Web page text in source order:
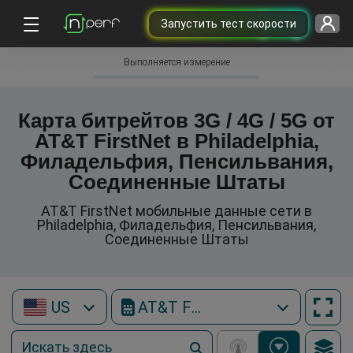
Запустить тест скорости
Выполняется измерение
Карта битрейтов 3G / 4G / 5G от
AT&T FirstNet в Philadelphia,
Филадельфия, Пенсильвания,
Соединенные Штаты
AT&T FirstNet мобильные данные сети в
Philadelphia, Филадельфия, Пенсильвания,
Соединенные Штаты
US AT&T FirstNet